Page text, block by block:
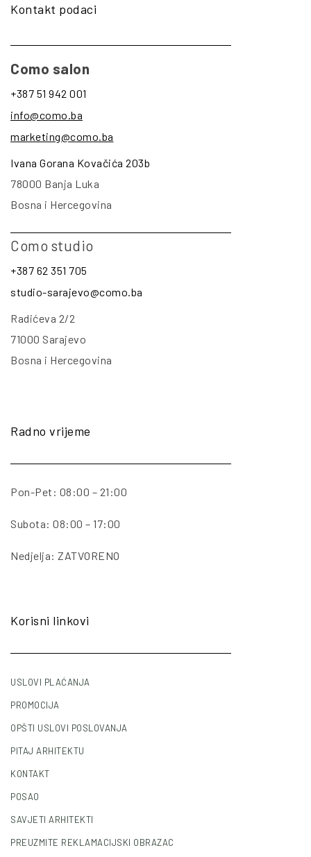
Kontakt podaci
Como salon
+387 51 942 001
info@como.ba
marketing@como.ba
Ivana Gorana Kovačića 203b
78000 Banja Luka
Bosna i Hercegovina
Como studio
+387 62 351 705
studio-sarajevo@como.ba
Radićeva 2/2
71000 Sarajevo
Bosna i Hercegovina
Radno vrijeme
Pon-Pet: 08:00 – 21:00
Subota: 08:00 – 17:00
Nedjelja: ZATVORENO
Korisni linkovi
USLOVI PLAĆANJA
PROMOCIJA
OPŠTI USLOVI POSLOVANJA
PITAJ ARHITEKTU
KONTAKT
POSAO
SAVJETI ARHITEKTI
PREUZMITE REKLAMACIJSKI OBRAZAC